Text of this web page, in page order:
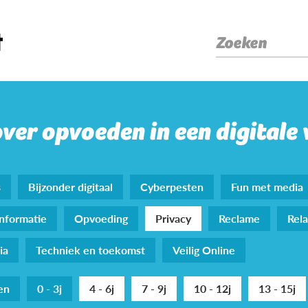
Zoeken
opvoeden in een digitale
Bijzonder digitaal Cyberpesten Fun met media
Opvoeding Privacy Reclame
Techniek en toekomst Veilig Online
0 - 3j 4 - 6j 7 - 9j 10 - 12j 13 - 15j